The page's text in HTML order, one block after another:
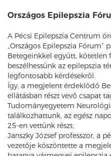
Országos Epilepszia
A Pécsi Epilepszia Centrum
„Országos Epilepszia Fórum”
Betegeinkkel együtt, kötetlen
beszélhessünk az epilepszia
legfontosabb kérdésekről.
Így, a megjelent érdeklődő
ellátásban részt vevő csapat
Tudományegyetem
találkozhattunk, az egész
25-en vettünk részt.
Janszky József professzor, a
vezetője köszöntette a